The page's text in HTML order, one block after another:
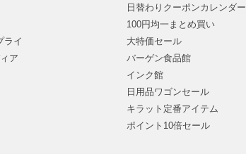
ライ
ア
日替わりクーポンカレンダー
100円均一まとめ買い
大特価セール
バーゲン食品館
インク館
日用品ワゴンセール
キラット定番アイテム
ポイント10倍セール